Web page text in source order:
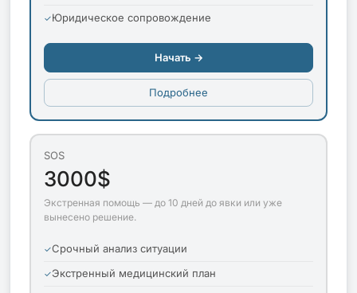
Юридическое сопровождение
Начать →
Подробнее
SOS
3000$
Экстренная помощь — до 10 дней до явки или уже
вынесено решение.
Срочный анализ ситуации
Экстренный медицинский план